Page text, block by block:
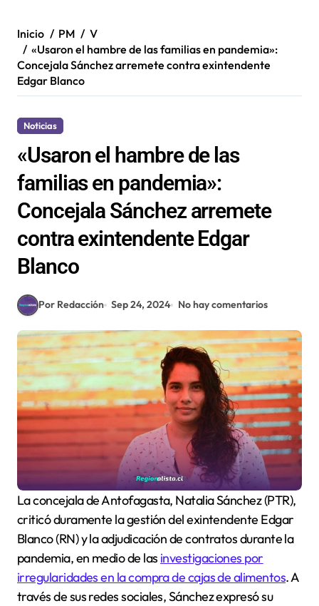
Inicio PM
V
«Usaron el hambre de las familias en pandemia»:
Concejala Sánchez arremete contra exintendente
Edgar Blanco
Noticias
«Usaron el hambre de las
familias en pandemia»:
Concejala Sánchez arremete
contra exintendente Edgar
Blanco
Por Redacción Sep 24, 2024 No hay comentarios
La concejala de Antofagasta, Natalia Sánchez (PTR),
criticó duramente la gestión del exintendente Edgar
Blanco (RN) y la adjudicación de contratos durante la
pandemia, en medio de las investigaciones por
irregularidades en la compra de cajas de alimentos. A
través de sus redes sociales, Sánchez expresó su